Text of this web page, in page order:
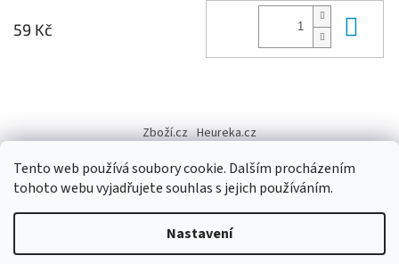
Tento web používá soubory cookie. Dalším procházením
tohoto webu vyjadřujete souhlas s jejich používáním.
Nastavení
59 Kč
p
Zboží.cz Heureka.cz